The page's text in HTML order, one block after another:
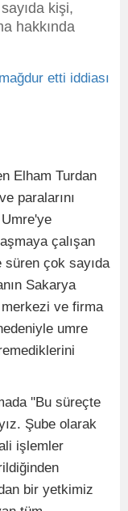
kişi,
hakkında
Elham Turdan
paralarını
çalışan
süren çok sayıda
Sakarya
merkezi ve firma
umre
''Bu süreçte
Şube olarak
işlemler
bir yetkimiz